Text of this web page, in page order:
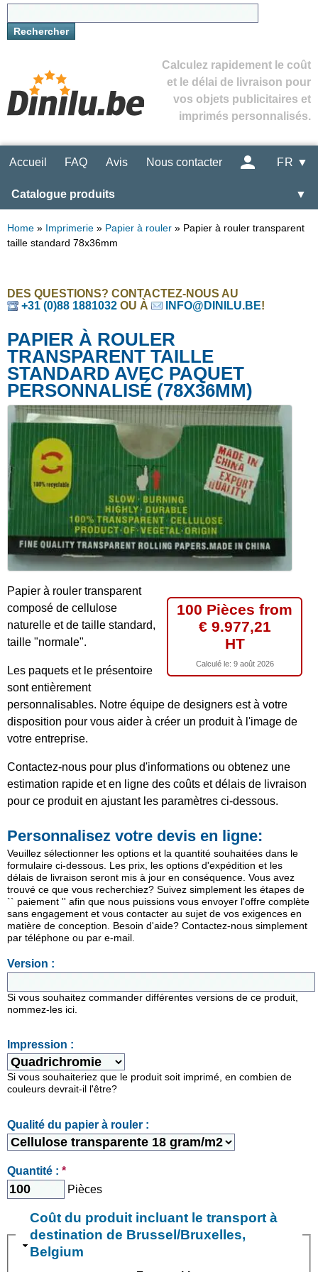
Calculez rapidement le coût
et le délai de livraison pour
vos objets publicitaires et
imprimés personnalisés.
Accueil FAQ Avis Nous contacter FR ▼
Catalogue produits ▼
Home » Imprimerie » Papier à rouler » Papier à rouler transparent
taille standard 78x36mm
DES QUESTIONS? CONTACTEZ-NOUS AU
+31 (0)88 1881032 OU À INFO@DINILU.BE!
PAPIER À ROULER
TRANSPARENT TAILLE
STANDARD AVEC PAQUET
PERSONNALISÉ (78X36MM)
100 Pièces from
€ 9.977,21
HT
Calculé le: 9 août 2026
Papier à rouler transparent
composé de cellulose
naturelle et de taille standard,
taille "normale".
Les paquets et le présentoire
sont entièrement
personnalisables. Notre équipe de designers est à votre
disposition pour vous aider à créer un produit à l'image de
votre entreprise.
Contactez-nous pour plus d'informations ou obtenez une
estimation rapide et en ligne des coûts et délais de livraison
pour ce produit en ajustant les paramètres ci-dessous.
Personnalisez votre devis en ligne:
Veuillez sélectionner les options et la quantité souhaitées dans le
formulaire ci-dessous. Les prix, les options d'expédition et les
délais de livraison seront mis à jour en conséquence. Vous avez
trouvé ce que vous recherchiez? Suivez simplement les étapes de
`` paiement '' afin que nous puissions vous envoyer l'offre complète
sans engagement et vous contacter au sujet de vos exigences en
matière de conception. Besoin d'aide? Contactez-nous simplement
par téléphone ou par e-mail.
Version :
Si vous souhaitez commander différentes versions de ce produit,
nommez-les ici.
Impression :
Si vous souhaiteriez que le produit soit imprimé, en combien de
couleurs devrait-il l'être?
Qualité du papier à rouler :
Quantité : *
Pièces
Coût du produit incluant le transport à
destination de Brussel/Bruxelles,
Belgium